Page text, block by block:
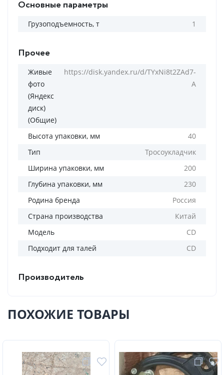
Основные параметры
Грузоподъемность, т 1
Прочее
Живые
фото
(Яндекс
диск)
(Общие)
https://disk.yandex.ru/d/TYxNi8t2ZAd7-
A
Высота упаковки, мм
40
Тип
Тросоукладчик
Ширина упаковки, мм
200
Глубина упаковки, мм
230
Родина бренда
Россия
Страна производства
Китай
Модель
CD
Подходит для талей
CD
Производитель
ПОХОЖИЕ ТОВАРЫ